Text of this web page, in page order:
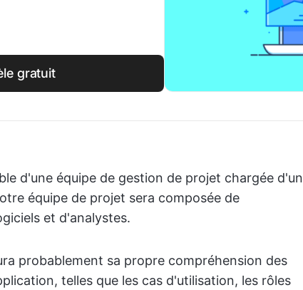
gratuit
d'une équipe de gestion de projet chargée d'un
équipe de projet sera composée de
et d'analystes.
probablement sa propre compréhension des
telles que les cas d'utilisation, les rôles